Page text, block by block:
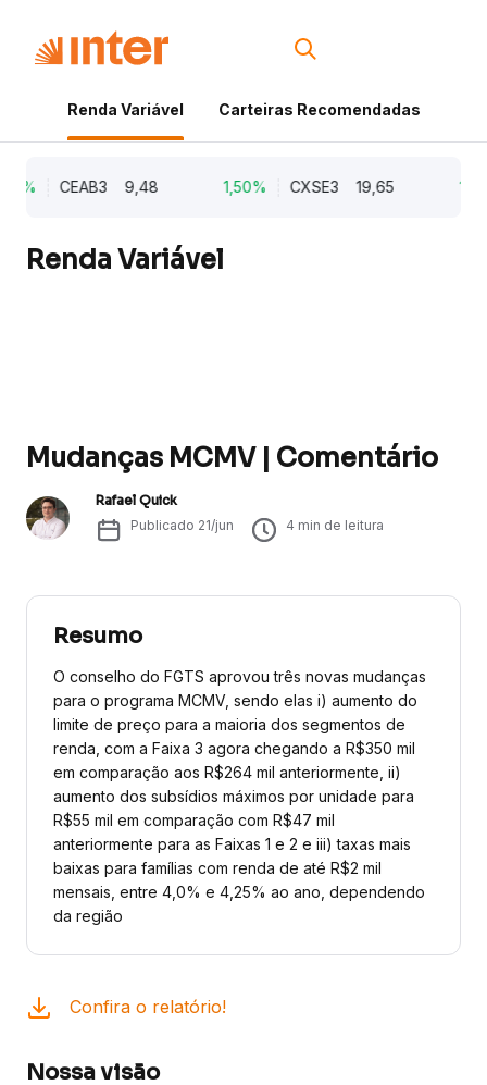
Renda Variável Carteiras Recomendadas
CEAB3 9,48 1,50% CXSE3 19,65
Renda Variável
Mudanças MCMV | Comentário
Rafael Quick
Publicado 21/jun 4 min de leitura
Resumo
O conselho do FGTS aprovou três novas mudanças
para o programa MCMV, sendo elas i) aumento do
limite de preço para a maioria dos segmentos de
renda, com a Faixa 3 agora chegando a R$350 mil
em comparação aos R$264 mil anteriormente, ii)
aumento dos subsídios máximos por unidade para
R$55 mil em comparação com R$47 mil
anteriormente para as Faixas 1 e 2 e iii) taxas mais
baixas para famílias com renda de até R$2 mil
mensais, entre 4,0% e 4,25% ao ano, dependendo
da região
Confira o relatório!
Nossa visão